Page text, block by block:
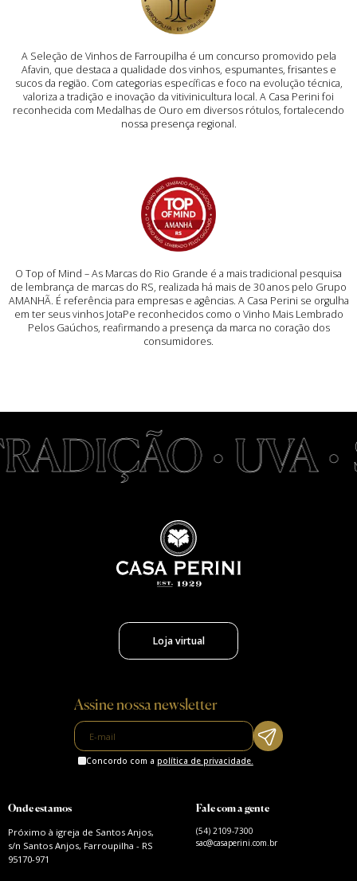
A Seleção de Vinhos de Farroupilha é um concurso promovido pela
Afavin, que destaca a qualidade dos vinhos, espumantes, frisantes e
sucos da região. Com categorias específicas e foco na evolução técnica,
valoriza a tradição e inovação da vitivinicultura local. A Casa Perini foi
reconhecida com Medalhas de Ouro em diversos rótulos, fortalecendo
nossa presença regional.
O Top of Mind – As Marcas do Rio Grande é a mais tradicional pesquisa
de lembrança de marcas do RS, realizada há mais de 30 anos pelo Grupo
AMANHÃ. É referência para empresas e agências. A Casa Perini se orgulha
em ter seus vinhos JotaPe reconhecidos como o Vinho Mais Lembrado
Pelos Gaúchos, reafirmando a presença da marca no coração dos
consumidores.
• UVA •
Loja virtual
Assine nossa newsletter
Concordo com a política de privacidade.
Onde estamos
Próximo à igreja de Santos Anjos,
s/n Santos Anjos, Farroupilha - RS
95170-971
Fale com a gente
(54) 2109-7300
sac@casaperini.com.br